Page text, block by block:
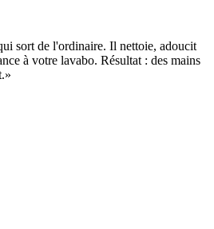
sort de l'ordinaire. Il nettoie, adoucit
à votre lavabo. Résultat : des mains